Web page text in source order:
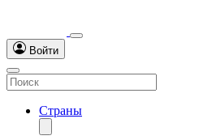
Войти
Страны